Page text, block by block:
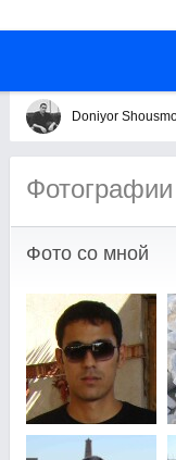
Фотографии
Фото со мной